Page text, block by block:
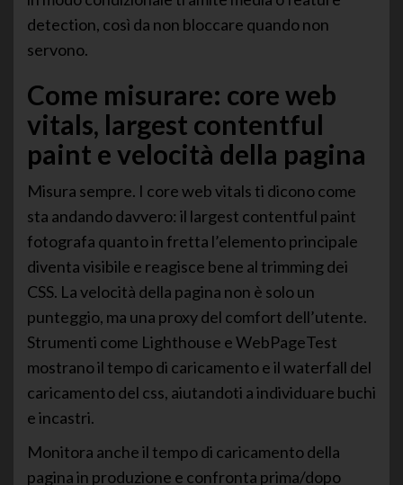
detection, così da non bloccare quando non
servono.
Come misurare: core web
vitals, largest contentful
paint e velocità della pagina
Misura sempre. I core web vitals ti dicono come
sta andando davvero: il largest contentful paint
fotografa quanto in fretta l’elemento principale
diventa visibile e reagisce bene al trimming dei
CSS. La velocità della pagina non è solo un
punteggio, ma una proxy del comfort dell’utente.
Strumenti come Lighthouse e WebPageTest
mostrano il tempo di caricamento e il waterfall del
caricamento del css, aiutandoti a individuare buchi
e incastri.
Monitora anche il tempo di caricamento della
pagina in produzione e confronta prima/dopo